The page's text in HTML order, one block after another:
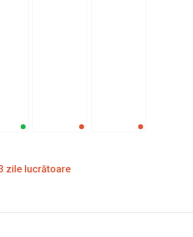
zile lucrătoare